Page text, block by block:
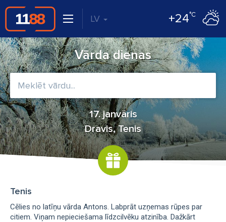
LV +24°C
Vārda dienas
17. janvāris
Dravis, Tenis
Tenis
Cēlies no latīņu vārda Antons. Labprāt uzņemas rūpes par
citiem. Viņam nepieciešama līdzcilvēku atzinība. Dažkārt